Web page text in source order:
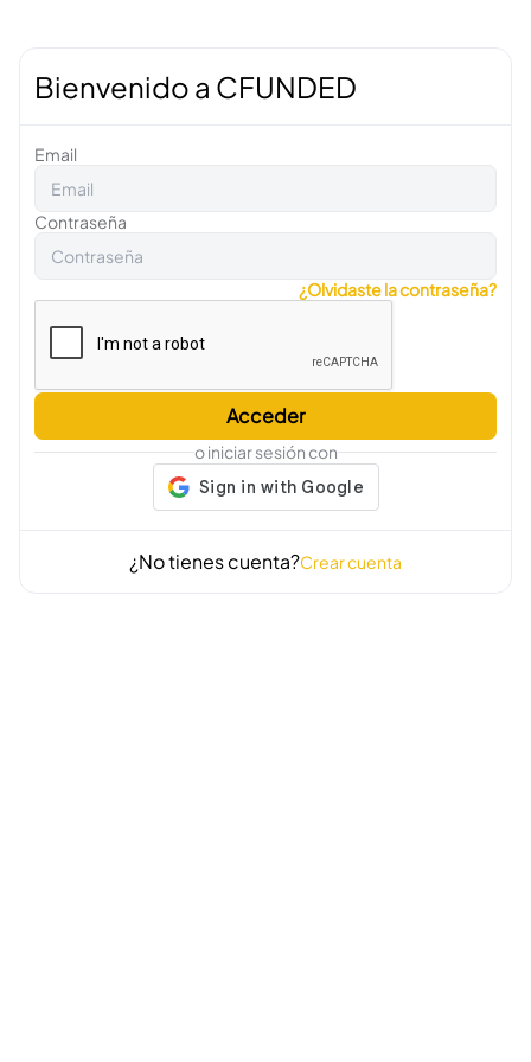
Bienvenido a CFUNDED
Email
Contraseña
¿Olvidaste la contraseña?
Acceder
o iniciar sesión con
¿No tienes cuenta?Crear cuenta